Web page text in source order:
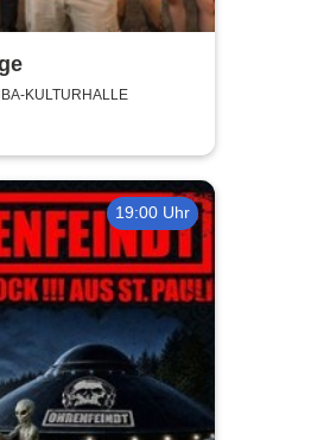
KULTURHALLE
19:00 Uhr